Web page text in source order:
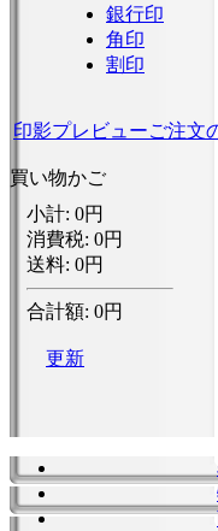
銀行印
角印
割印
印影プレビューご注文
買い物かご